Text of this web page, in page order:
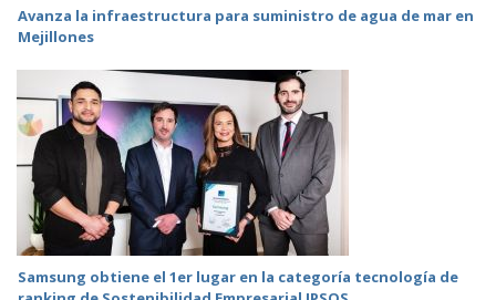
Avanza la infraestructura para suministro de agua de mar en
Mejillones
Samsung obtiene el 1er lugar en la categoría tecnología de